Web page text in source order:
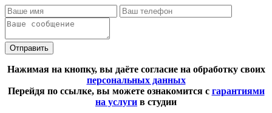
Отправить
Нажимая на кнопку, вы даёте согласие на обработку своих
персональных данных
Перейдя по ссылке, вы можете ознакомится с гарантиями
на услуги в студии